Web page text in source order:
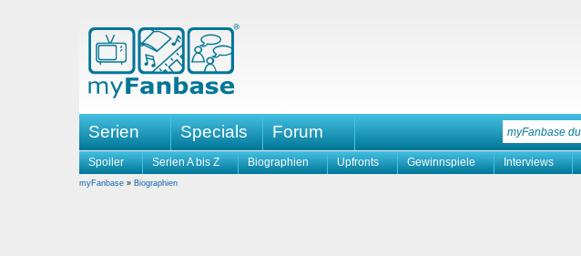
Serien Specials Forum
Spoiler Serien A bis Z Biographien Upfronts Gewinnspiele Interviews
myFanbase » Biographien